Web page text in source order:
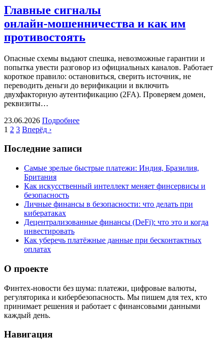
Главные сигналы
онлайн‑мошенничества и как им
противостоять
Опасные схемы выдают спешка, невозможные гарантии и
попытка увести разговор из официальных каналов. Работает
короткое правило: остановиться, сверить источник, не
переводить деньги до верификации и включить
двухфакторную аутентификацию (2FA). Проверяем домен,
реквизиты…
23.06.2026 Подробнее
1 2 3 Вперёд ›
Последние записи
Самые зрелые быстрые платежи: Индия, Бразилия,
Британия
Как искусственный интеллект меняет финсервисы и
безопасность
Личные финансы в безопасности: что делать при
кибератаках
Децентрализованные финансы (DeFi): что это и когда
инвестировать
Как уберечь платёжные данные при бесконтактных
оплатах
О проекте
Финтех-новости без шума: платежи, цифровые валюты,
регуляторика и кибербезопасность. Мы пишем для тех, кто
принимает решения и работает с финансовыми данными
каждый день.
Навигация